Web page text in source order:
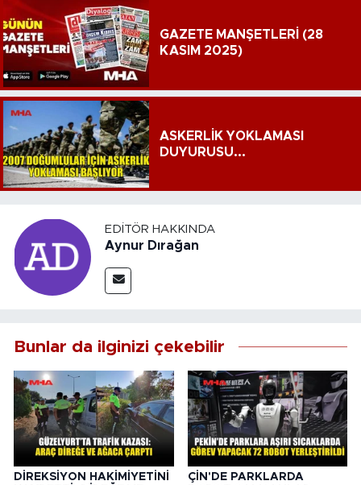
GAZETE MANŞETLERİ (28
KASIM 2025)
ASKERLİK YOKLAMASI
DUYURUSU...
EDITÖR HAKKINDA
Aynur Dırağan
Bunlar da ilginizi çekebilir
DİREKSİYON HAKİMİYETİNİ
ÇİN'DE PARKLARDA